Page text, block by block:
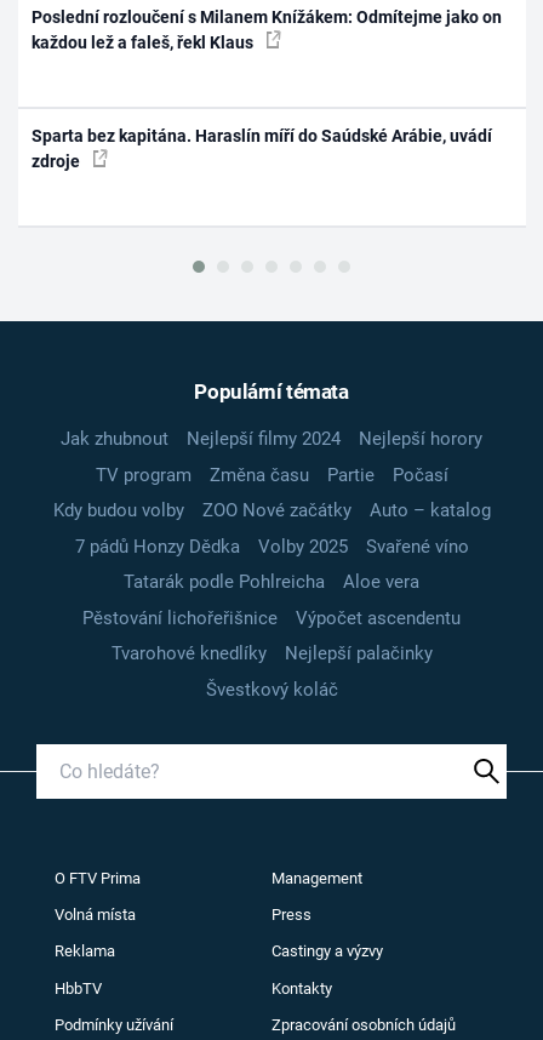
Poslední rozloučení s Milanem Knížákem: Odmítejme jako on
každou lež a faleš, řekl Klaus
Sparta bez kapitána. Haraslín míří do Saúdské Arábie, uvádí
zdroje
Populární témata
Jak zhubnout Nejlepší filmy 2024
Nejlepší horory
TV program
Změna času Partie
Počasí
Kdy budou volby
ZOO Nové začátky
Auto – katalog
7 pádů Honzy Dědka
Volby 2025
Svařené víno
Tatarák podle Pohlreicha
Aloe vera
Pěstování lichořeřišnice
Výpočet ascendentu
Tvarohové knedlíky
Nejlepší palačinky
Švestkový koláč
O FTV Prima Management
Volná místa Press
Reklama Castingy a výzvy
HbbTV Kontakty
Podmínky užívání Zpracování osobních údajů